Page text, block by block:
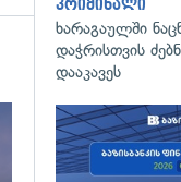
კრიმინალი
ხარაგაულში
დაჭრისთვის
დააკავეს